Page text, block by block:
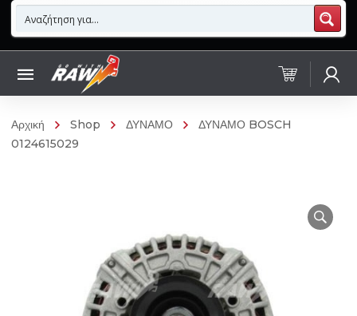
Αρχική Shop ΔΥΝΑΜΟ
ΔΥΝΑΜΟ BOSCH
0124615029